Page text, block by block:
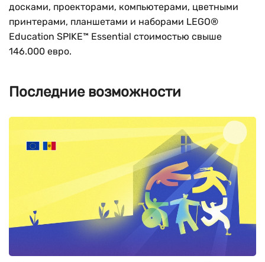
досками, проекторами, компьютерами, цветными
принтерами, планшетами и наборами LEGO®
Education SPIKE™ Essential стоимостью свыше
146.000 евро.
Последние возможности